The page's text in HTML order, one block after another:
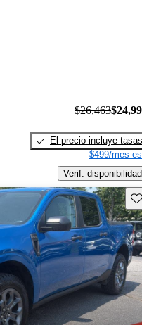
$26,463
El precio incluye tasas
$499/mes
Verif. disponibilidad